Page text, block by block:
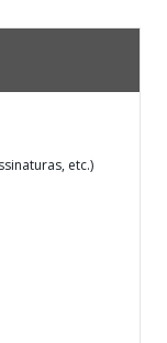
etc.)